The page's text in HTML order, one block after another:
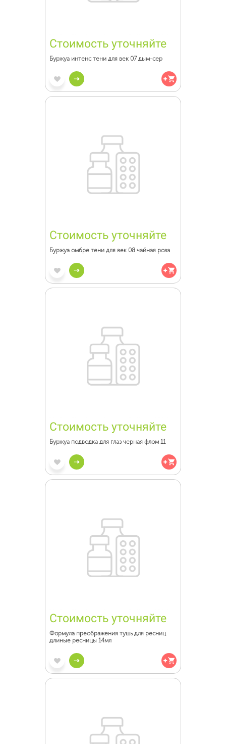
Стоимость уточняйте
Буржуа интенс тени для век 07 дым-сер
Стоимость уточняйте
Буржуа омбре тени для век 08 чайная роза
Стоимость уточняйте
Буржуа подводка для глаз черная флом 11
Стоимость уточняйте
Формула преображения тушь для ресниц
длиные ресницы 14мл